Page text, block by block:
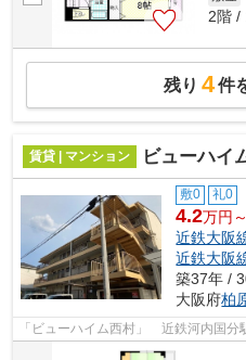
2階 /
残り 4件
賃貸 | マンション ビューハイ
敷0 礼0
4.2万円
近鉄大阪
近鉄大阪
築37年 /
大阪府柏
「ビューハイム西村」 近鉄河内国